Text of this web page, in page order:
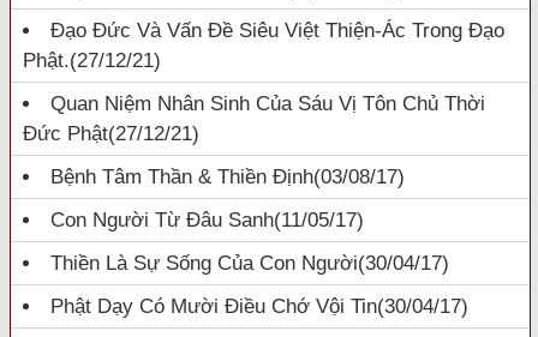
Đạo Đức Và Vấn Đề Siêu Việt Thiện-Ác Trong Đạo
Phật.(27/12/21)
Quan Niệm Nhân Sinh Của Sáu Vị Tôn Chủ Thời
Đức Phật(27/12/21)
Bệnh Tâm Thần & Thiền Định(03/08/17)
Con Người Từ Đâu Sanh(11/05/17)
Thiền Là Sự Sống Của Con Người(30/04/17)
Phật Dạy Có Mười Điều Chớ Vội Tin(30/04/17)